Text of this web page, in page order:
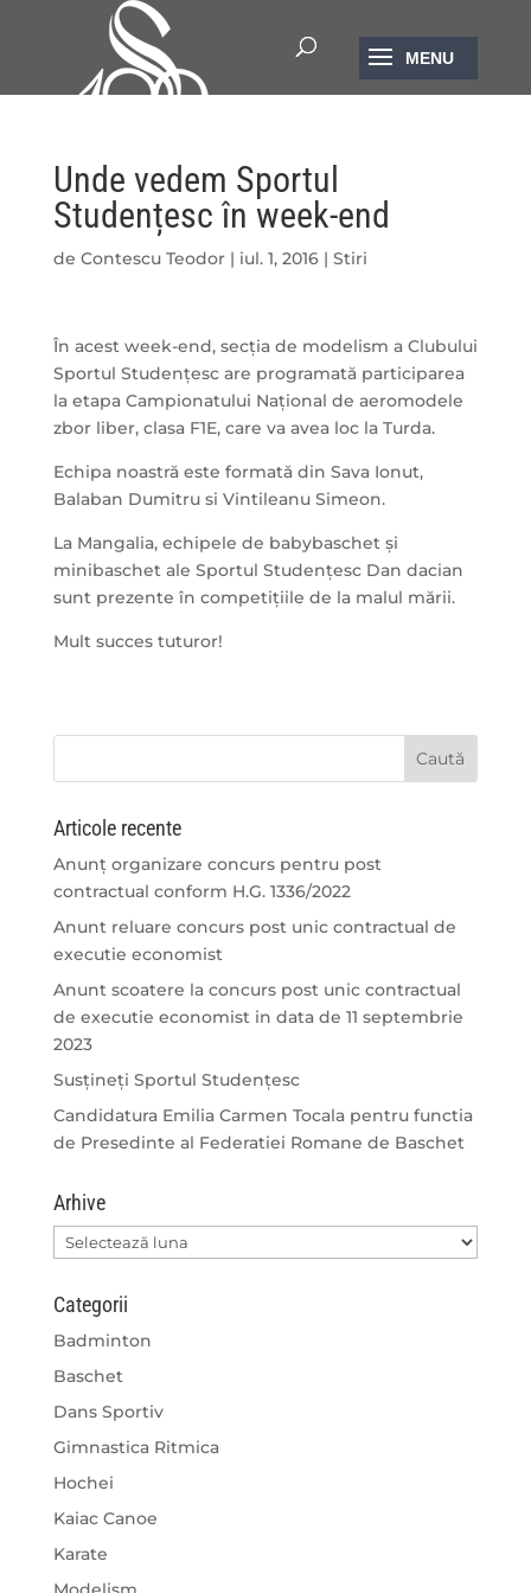
Unde vedem Sportul
Studențesc în week-end
de Contescu Teodor| iul. 1, 2016| Stiri
În acest week-end, secția de modelism a Clubului
Sportul Studențesc are programată participarea
la etapa Campionatului Național de aeromodele
zbor liber, clasa F1E, care va avea loc la Turda.
Echipa noastră este formată din Sava Ionut,
Balaban Dumitru si Vintileanu Simeon.
La Mangalia, echipele de babybaschet și
minibaschet ale Sportul Studențesc Dan dacian
sunt prezente în competițiile de la malul mării.
Mult succes tuturor!
Articole recente
Anunț organizare concurs pentru post
contractual conform H.G. 1336/2022
Anunt reluare concurs post unic contractual de
executie economist
Anunt scoatere la concurs post unic contractual
de executie economist in data de 11 septembrie
2023
Susțineți Sportul Studențesc
Candidatura Emilia Carmen Tocala pentru functia
de Presedinte al Federatiei Romane de Baschet
Arhive
Arhive
Categorii
Badminton
Baschet
Dans Sportiv
Gimnastica Ritmica
Hochei
Kaiac Canoe
Karate